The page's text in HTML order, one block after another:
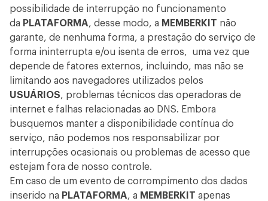
possibilidade de interrupção no funcionamento
da PLATAFORMA, desse modo, a MEMBERKIT não
garante, de nenhuma forma, a prestação do serviço de
forma ininterrupta e/ou isenta de erros, uma vez que
depende de fatores externos, incluindo, mas não se
limitando aos navegadores utilizados pelos
USUÁRIOS, problemas técnicos das operadoras de
internet e falhas relacionadas ao DNS. Embora
busquemos manter a disponibilidade contínua do
serviço, não podemos nos responsabilizar por
interrupções ocasionais ou problemas de acesso que
estejam fora de nosso controle.
Em caso de um evento de corrompimento dos dados
inserido na PLATAFORMA, a MEMBERKIT apenas